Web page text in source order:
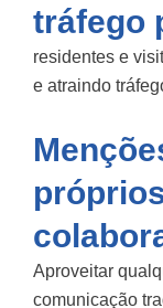
tráfego
residentes e
e atraindo
Aproveitar
comunicação